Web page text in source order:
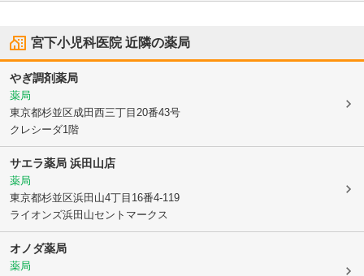
宮下小児科医院近隣の薬局
やぎ調剤薬局
薬局
東京都杉並区成田西三丁目20番43号
クレシーダ1階
サエラ薬局 浜田山店
薬局
東京都杉並区浜田山4丁目16番4-119
ライオンズ浜田山セントマークス
オノダ薬局
薬局